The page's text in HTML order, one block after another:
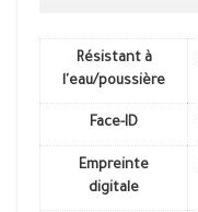
Résistant à
l'eau/poussière
Face-ID
Empreinte
digitale